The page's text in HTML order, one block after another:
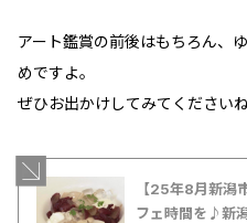
アート鑑賞の前後はもちろん、
めですよ。
ぜひお出かけしてみてください
【25年8月新潟
フェ時間を♪新